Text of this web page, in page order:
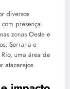
diversos
presença
zonas Oeste e
Serrana e
uma área de
atacarejos.